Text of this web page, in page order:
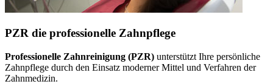
PZR die professionelle Zahnpflege
Professionelle Zahnreinigung (PZR) unterstützt Ihre persönliche
Zahnpflege durch den Einsatz moderner Mittel und Verfahren der
Zahnmedizin.